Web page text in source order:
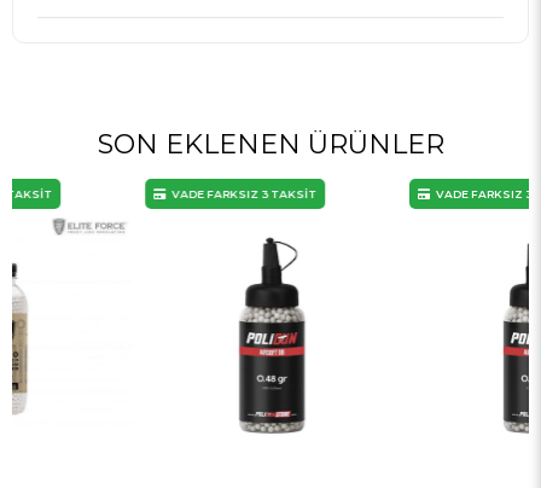
SON EKLENEN ÜRÜNLER
VADE FARKSIZ 3 TAKSİT VADE FARKSIZ 3 TAKSİT